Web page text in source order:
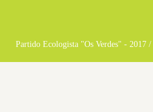
Partido Ecologista "Os Verdes" - 2017 /